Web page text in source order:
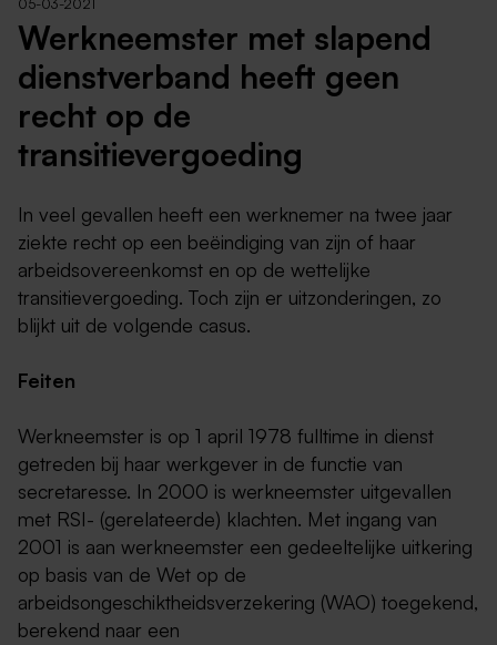
Werkneemster met slapend
dienstverband heeft geen
recht op de
transitievergoeding
In veel gevallen heeft een werknemer na twee jaar
ziekte recht op een beëindiging van zijn of haar
arbeidsovereenkomst en op de wettelijke
transitievergoeding. Toch zijn er uitzonderingen, zo
blijkt uit de volgende casus.
Feiten
Werkneemster is op 1 april 1978 fulltime in dienst
getreden bij haar werkgever in de functie van
secretaresse. In 2000 is werkneemster uitgevallen
met RSI- (gerelateerde) klachten. Met ingang van
2001 is aan werkneemster een gedeeltelijke uitkering
op basis van de Wet op de
arbeidsongeschiktheidsverzekering (WAO) toegekend,
berekend naar een